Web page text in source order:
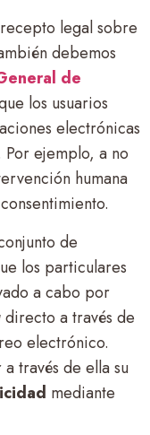
legal sobre
debemos
de
los usuarios
electrónicas
ejemplo, a no
humana
de
los particulares
a cabo por
directo a través de
electrónico.
través de ella su
mediante